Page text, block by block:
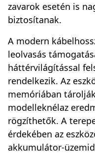
zavarok esetén is
biztosítanak.
A modern
leolvasás
háttérvilágítással
rendelkezik. Az
memóriában
modelleknélaz
rögzíthetők. A
érdekében az
akkumulátor-